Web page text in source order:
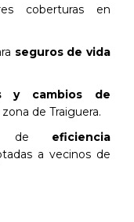
coberturas en
seguros de vida
y cambios de
de Traiguera.
de eficiencia
a vecinos de